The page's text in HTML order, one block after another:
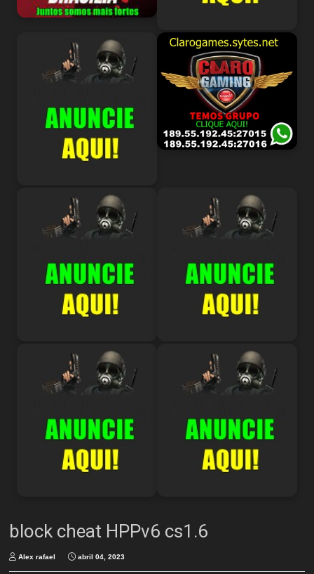
block cheat HPPv6 cs1.6
Alex rafael abril 04, 2023